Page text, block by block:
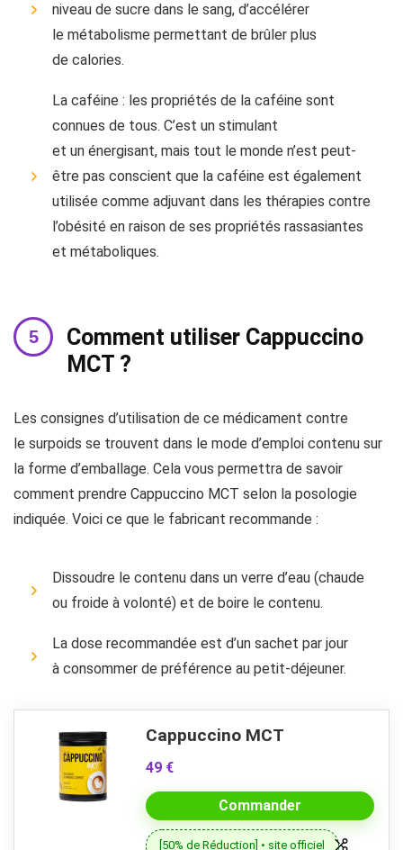
niveau de sucre dans le sang, d’accélérer
le métabolisme permettant de brûler plus
de calories.
La caféine : les propriétés de la caféine sont
connues de tous. C’est un stimulant
et un énergisant, mais tout le monde n’est peut-
être pas conscient que la caféine est également
utilisée comme adjuvant dans les thérapies contre
l’obésité en raison de ses propriétés rassasiantes
et métaboliques.
Comment utiliser Cappuccino
MCT ?
Les consignes d’utilisation de ce médicament contre
le surpoids se trouvent dans le mode d’emploi contenu sur
la forme d’emballage. Cela vous permettra de savoir
comment prendre Cappuccino MCT selon la posologie
indiquée. Voici ce que le fabricant recommande :
Dissoudre le contenu dans un verre d’eau (chaude
ou froide à volonté) et de boire le contenu.
La dose recommandée est d’un sachet par jour
à consommer de préférence au petit-déjeuner.
Cappuccino MCT
49 €
Commander
[50% de Réduction] • site officiel